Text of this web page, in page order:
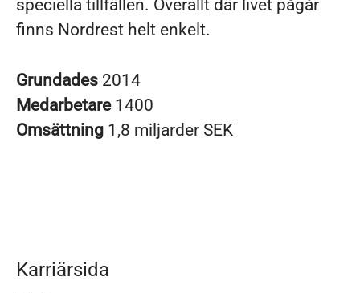
speciella tillfällen. Överallt där livet pågår
finns Nordrest helt enkelt.
Grundades 2014
Medarbetare 1400
Omsättning 1,8 miljarder SEK
Karriärsida